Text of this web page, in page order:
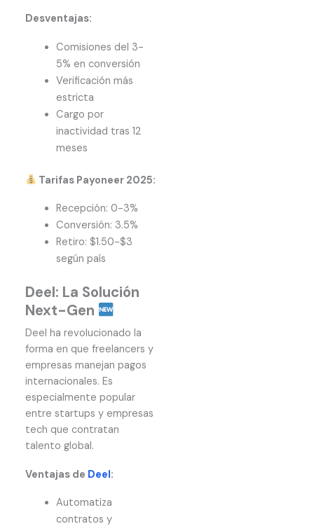
Desventajas:
Comisiones del 3-
5% en conversión
Verificación más
estricta
Cargo por
inactividad tras 12
meses
Tarifas Payoneer 2025:
Recepción: 0-3%
Conversión: 3.5%
Retiro: $1.50-$3
según país
Deel: La Solución
Next-Gen
Deel ha revolucionado la
forma en que freelancers y
empresas manejan pagos
internacionales. Es
especialmente popular
entre startups y empresas
tech que contratan
talento global.
Ventajas de Deel:
Automatiza
contratos y